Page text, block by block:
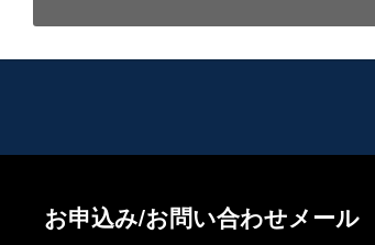
お申込み/お問い合わせメール